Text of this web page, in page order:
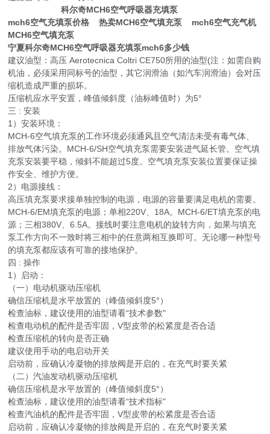
科尔奇MCH6空气呼吸器充填泵
mch6空气充填泵价格 热卖MCH6空气填充泵 mch6空气充气机
MCH6空气填充泵
宁夏科尔奇MCH6空气呼吸器充填泵mch6多少钱
建议油型：高压 Aerotecnica Coltri CE750所用的油型(注：如需自购
机油，必须采用同标号的油型，其它润滑油（如汽车润滑油）会对压
缩机造成严重的损坏。
压缩机应水平安置，峰值倾斜度（油标峰值时）为5°
三 : 安装
1）安装环境：
MCH-6空气填充泵的工作环境必须通风且空气清洁未受有毒气体、
排放气体污染。MCH-6/SH空气填充泵需要安装进气延长管。空气填
充泵安装要平稳，倾斜不能超过5度。空气填充泵安装位置要保证操
作安全、维护方便。
2）电源接线：
高压填充泵要求接单独控制的电源，电源的容量要满足电机的需要。
MCH-6/EM填充泵的电源；单相220V、18A。MCH-6/ET填充泵的电
源；三相380V、6.5A。接线时要注意电机的旋转方向，如果与填充
泵工作方向不一致时将三相中的任意两相互换即可。无论哪一种型号
的填充泵都应该有可靠的接地保护。
四 : 操作
1）启动：
（一）电动机驱动压缩机
确信压缩机是水平放置的（峰值倾斜度5°）
检查油标，建议使用的油型请看“技术参数"
检查电动机的配件是否牢固，V型皮带的松紧度是否合适
检查压缩机的转向是否正确
建议使用手动的电启动开关
启动前，应确认冷凝物的排放阀是开启的，在充气时要关紧
（二）汽油发动机驱动压缩机
确信压缩机是水平放置的（峰值倾斜度5°）
检查油标，建议使用的油型请看“技术指标"
检查汽油机的配件是否牢固，V型皮带的松紧度是否合适
启动前，应确认冷凝物的排放阀是开启的，在充气时要关紧